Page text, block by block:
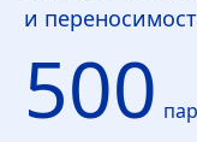
и
500